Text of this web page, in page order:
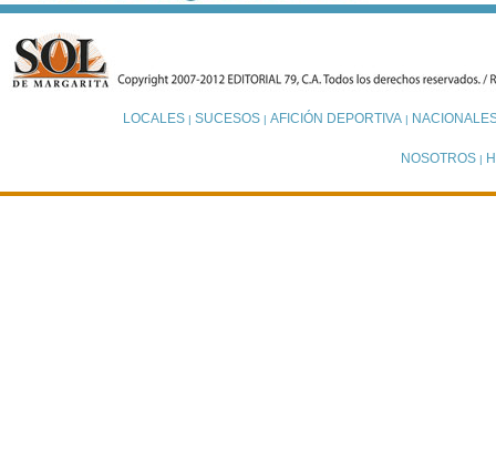
LOCALES| SUCESOS| AFICIÓN DEPORTIVA|
NOSOTROS |